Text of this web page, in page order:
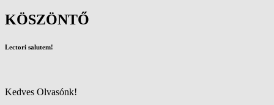
KÖSZÖNTŐ
Lectori salutem!
Kedves Olvasónk!